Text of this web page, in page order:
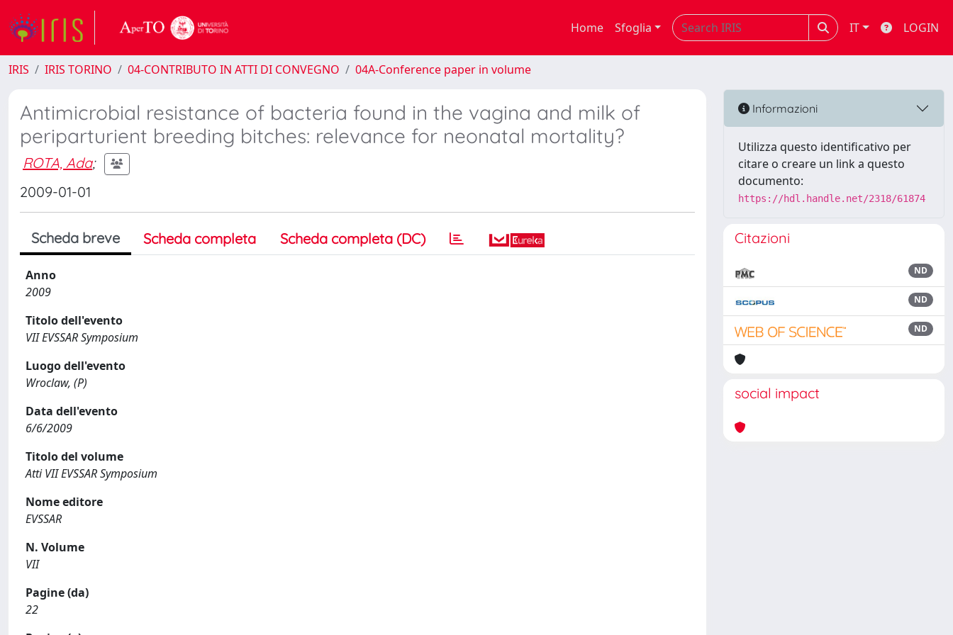
Home Sfoglia IT LOGIN
IRIS IRIS TORINO 04-CONTRIBUTO IN ATTI DI CONVEGNO 04A-Conference paper in volume
Antimicrobial resistance of bacteria found in the vagina and milk of
periparturient breeding bitches: relevance for neonatal mortality?
ROTA, Ada;
2009-01-01
Scheda breve Scheda completa Scheda completa (DC)
Anno
2009
Titolo dell'evento
VII EVSSAR Symposium
Luogo dell'evento
Wroclaw, (P)
Data dell'evento
6/6/2009
Titolo del volume
Atti VII EVSSAR Symposium
Nome editore
EVSSAR
N. Volume
VII
Pagine (da)
22
Informazioni
Utilizza questo identificativo per
citare o creare un link a questo
documento:
https://hdl.handle.net/2318/61874
Citazioni
ND
ND
ND
social impact